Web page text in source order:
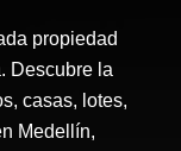
propiedad
Descubre la
casas, lotes,
Medellín,